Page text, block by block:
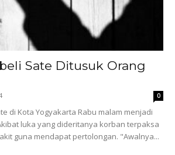
Sate Ditusuk Orang
0
di Kota Yogyakarta Rabu malam menjadi
luka yang dideritanya korban terpaksa
guna mendapat pertolongan. "Awalnya...